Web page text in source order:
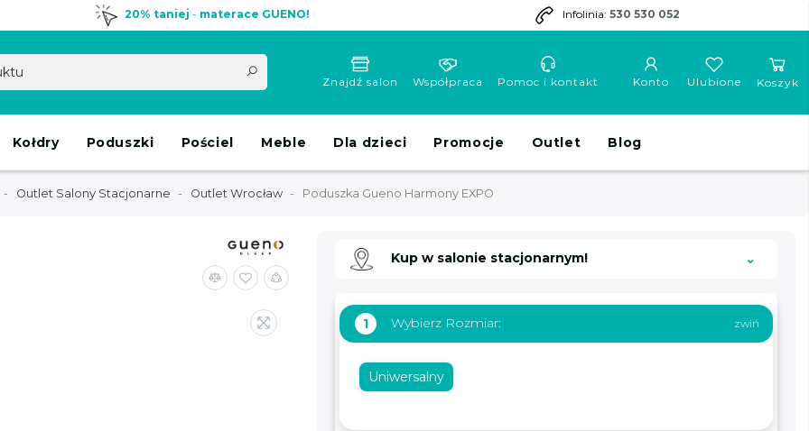
20% taniej - materace GUENO! Infolinia: 530 530 052
Znajdź salon Współpraca Pomoc i kontakt Konto Koszyk
Ulubione
Kołdry Poduszki Pościel Meble Dla dzieci Promocje Outlet Blog
Outlet Salony Stacjonarne Outlet Wrocław Poduszka Gueno Harmony EXPO
Kup w salonie stacjonarnym!
1 Wybierz Rozmiar:
Uniwersalny